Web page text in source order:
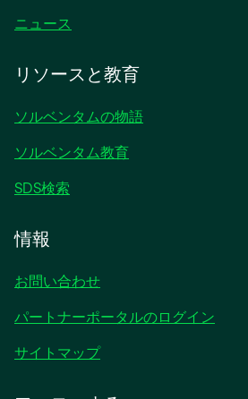
ニュース
リソースと教育
ソルベンタムの物語
ソルベンタム教育
SDS検索
情報
お問い合わせ
パートナーポータルのログイン
サイトマップ